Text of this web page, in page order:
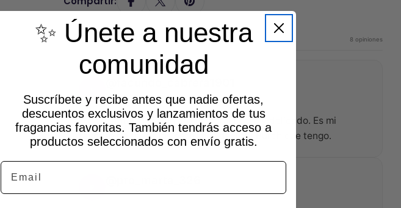
OPINIONES DE LA COMUNIDAD 8 opiniones
30 de marzo de 2026
Me encanta. Tiene un aroma floral ligero y delicado. Es mi
favorito de todos los perfumes de Tory Burch que tengo.
10 de marzo de 2026
✨ Únete a nuestra
comunidad
Suscríbete y recibe antes que nadie ofertas,
descuentos exclusivos y lanzamientos de tus
fragancias favoritas. También tendrás acceso a
productos seleccionados con envío gratis.
Email